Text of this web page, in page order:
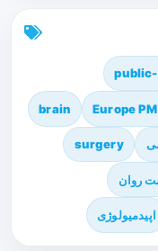
Europe
brain
surgery
روان
اپیدمیولوژی